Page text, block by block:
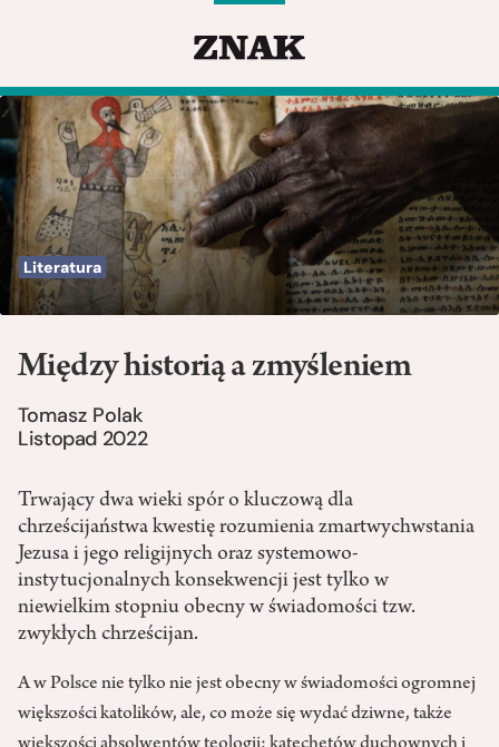
Literatura
Między historią a zmyśleniem
Tomasz Polak
Listopad 2022
Trwający dwa wieki spór o kluczową dla
chrześcijaństwa kwestię rozumienia zmartwychwstania
Jezusa i jego religijnych oraz systemowo-
instytucjonalnych konsekwencji jest tylko w
niewielkim stopniu obecny w świadomości tzw.
zwykłych chrześcijan.
A w Polsce nie tylko nie jest obecny w świadomości ogromnej
większości katolików, ale, co może się wydać dziwne, także